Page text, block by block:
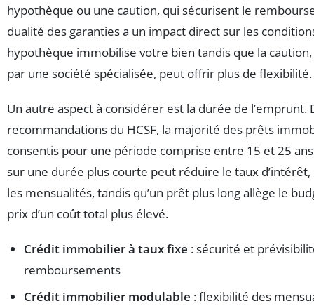
hypothèque ou une caution, qui sécurisent le
dualité des garanties a un impact direct sur les
hypothèque immobilise votre bien tandis que la
par une société spécialisée, peut offrir plus de flexibilité.
Un autre aspect à considérer est la durée de l’emprunt.
recommandations du HCSF, la majorité des prêts
consentis pour une période comprise entre 15 et 25
sur une durée plus courte peut réduire le taux
les mensualités, tandis qu’un prêt plus long allège le
prix d’un coût total plus élevé.
Crédit immobilier à taux fixe : sécurité et
remboursements
Crédit immobilier modulable : flexibilité des